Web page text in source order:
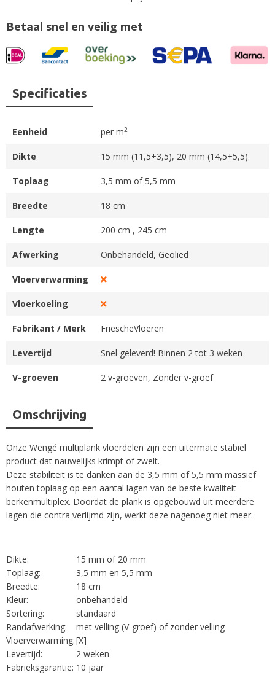
Betaal snel en veilig met
Omschrijving
Onze Wengé multiplank vloerdelen zijn een uitermate stabiel
product dat nauwelijks krimpt of zwelt.
Deze stabiliteit is te danken aan de 3,5 mm of 5,5 mm massief
houten toplaag op een aantal lagen van de beste kwaliteit
berkenmultiplex. Doordat de plank is opgebouwd uit meerdere
lagen die contra verlijmd zijn, werkt deze nagenoeg niet meer.
Dikte:
Toplaag:
Breedte:
Kleur:
Sortering:
Randafwerking:
Vloerverwarming:
Levertijd:
Fabrieksgarantie:
15 mm of 20 mm
3,5 mm en 5,5 mm
18 cm
onbehandeld
standaard
met velling (V-groef) of zonder velling
[X]
2 weken
10 jaar
Specificaties
Eenheid per m2
Dikte 15 mm (11,5+3,5), 20 mm (14,5+5,5)
Toplaag 3,5 mm of 5,5 mm
Breedte 18 cm
Lengte 200 cm , 245 cm
Afwerking Onbehandeld, Geolied
Vloerverwarming
Vloerkoeling
Fabrikant / Merk FriescheVloeren
Levertijd Snel geleverd! Binnen 2 tot 3 weken
V-groeven 2 v-groeven, Zonder v-groef